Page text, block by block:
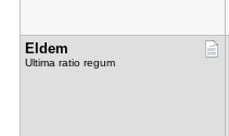
Eldem
Ultima ratio regum